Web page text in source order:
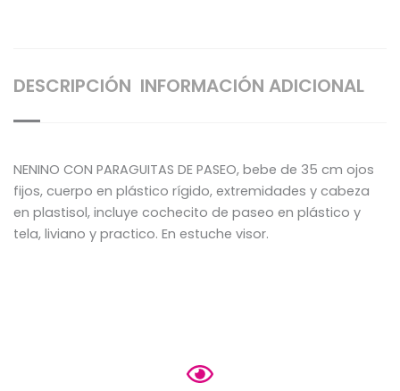
DESCRIPCIÓN INFORMACIÓN ADICIONAL
NENINO CON PARAGUITAS DE PASEO, bebe de 35 cm ojos
fijos, cuerpo en plástico rígido, extremidades y cabeza
en plastisol, incluye cochecito de paseo en plástico y
tela, liviano y practico. En estuche visor.